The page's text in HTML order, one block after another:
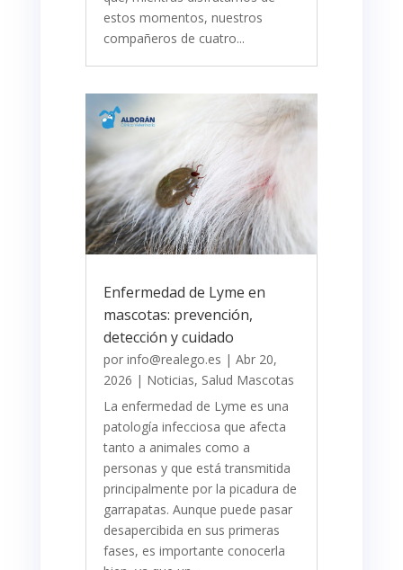
estos momentos, nuestros
compañeros de cuatro...
Enfermedad de Lyme en
mascotas: prevención,
detección y cuidado
por info@realego.es | Abr 20,
2026 | Noticias, Salud Mascotas
La enfermedad de Lyme es una
patología infecciosa que afecta
tanto a animales como a
personas y que está transmitida
principalmente por la picadura de
garrapatas. Aunque puede pasar
desapercibida en sus primeras
fases, es importante conocerla